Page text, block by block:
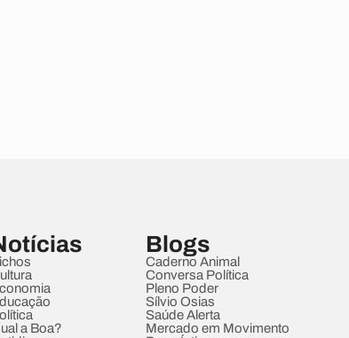
a Boa?
Blogs
Caderno Animal
Conversa Política
Pleno Poder
Sílvio Osias
Saúde Alerta
Mercado em Movimento